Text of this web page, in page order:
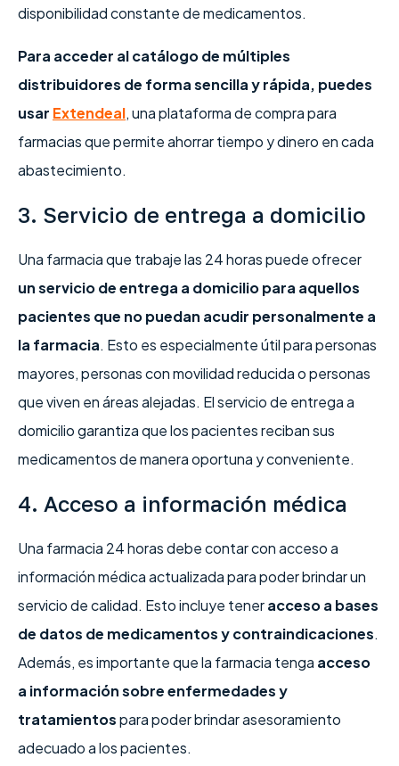
disponibilidad constante de medicamentos.
Para acceder al catálogo de múltiples
distribuidores de forma sencilla y rápida, puedes
usar Extendeal, una plataforma de compra para
farmacias que permite ahorrar tiempo y dinero en cada
abastecimiento.
3. Servicio de entrega a domicilio
Una farmacia que trabaje las 24 horas puede ofrecer
un servicio de entrega a domicilio para aquellos
pacientes que no puedan acudir personalmente a
la farmacia. Esto es especialmente útil para personas
mayores, personas con movilidad reducida o personas
que viven en áreas alejadas. El servicio de entrega a
domicilio garantiza que los pacientes reciban sus
medicamentos de manera oportuna y conveniente.
4. Acceso a información médica
Una farmacia 24 horas debe contar con acceso a
información médica actualizada para poder brindar un
servicio de calidad. Esto incluye teneracceso a bases
de datos de medicamentos y contraindicaciones.
Además, es importante que la farmacia tenga acceso
a información sobre enfermedades y
tratamientospara poder brindar asesoramiento
adecuado a los pacientes.